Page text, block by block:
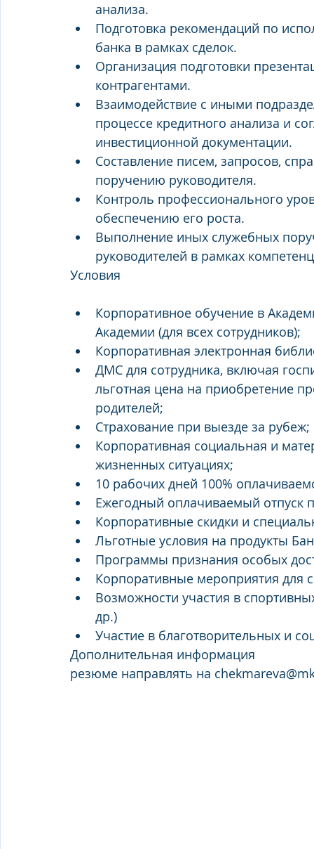
анализа.
Подготовка рекомендаций по
банка в рамках сделок.
Организация подготовки
контрагентами.
Взаимодействие с иными
процессе кредитного анализа и
инвестиционной документации.
Составление писем, запросов,
поручению руководителя.
Контроль профессионального
обеспечению его роста.
Выполнение иных служебных
руководителей в рамках
Условия
Корпоративное обучение в
Академии (для всех сотрудников);
Корпоративная электронная
ДМС для сотрудника, включая
льготная цена на приобретение
родителей;
Страхование при выезде за рубеж;
Корпоративная социальная и
жизненных ситуациях;
10 рабочих дней 100%
Ежегодный оплачиваемый отпуск
Корпоративные скидки и
Льготные условия на продукты
Программы признания особых
Корпоративные мероприятия для
Возможности участия в
др.)
Участие в благотворительных и
Дополнительная информация
резюме направлять на